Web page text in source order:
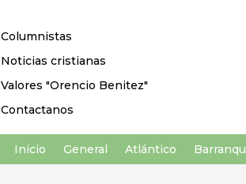
Columnistas
Noticias cristianas
Valores "Orencio Benitez"
Contactanos
Inicio General Atlántico